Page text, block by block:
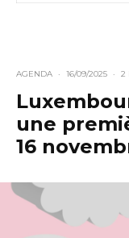
AGENDA · 16/09/2025 · 2
une
16